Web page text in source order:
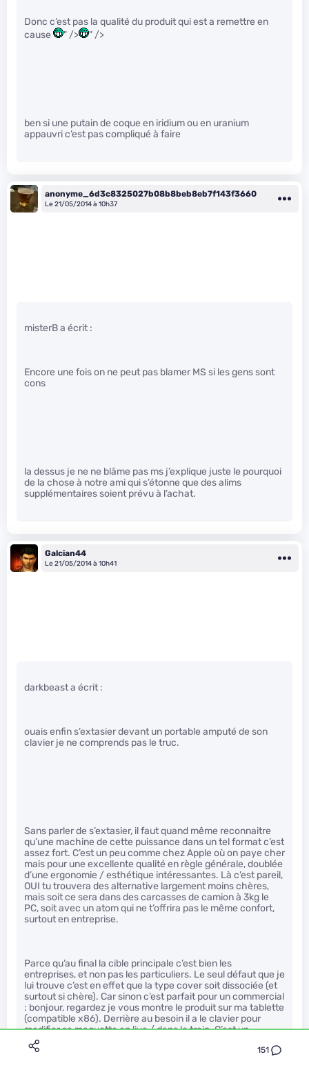
151
Donc c’est pas la qualité du produit qui est a remettre en
cause
" /> " />
ben si une putain de coque en iridium ou en uranium
appauvri c’est pas compliqué à faire
anonyme_6d3c8325027b08b8beb8eb7f143f3660
Le 21/05/2014 à 10h37
misterB a écrit :
Encore une fois on ne peut pas blamer MS si les gens sont
cons
la dessus je ne ne blâme pas ms j’explique juste le pourquoi
de la chose à notre ami qui s’étonne que des alims
supplémentaires soient prévu à l’achat.
Galcian44
Le 21/05/2014 à 10h41
darkbeast a écrit :
ouais enfin s’extasier devant un portable amputé de son
clavier je ne comprends pas le truc.
Sans parler de s’extasier, il faut quand même reconnaitre
qu’une machine de cette puissance dans un tel format c’est
assez fort. C’est un peu comme chez Apple où on paye cher
mais pour une excellente qualité en règle générale, doublée
d’une ergonomie / esthétique intéressantes. Là c’est pareil,
OUI tu trouvera des alternative largement moins chères,
mais soit ce sera dans des carcasses de camion à 3kg le
PC, soit avec un atom qui ne t’offrira pas le même confort,
surtout en entreprise.
Parce qu’au final la cible principale c’est bien les
entreprises, et non pas les particuliers. Le seul défaut que je
lui trouve c’est en effet que la type cover soit dissociée (et
surtout si chère). Car sinon c’est parfait pour un commercial
: bonjour, regardez je vous montre le produit sur ma tablette
(compatible x86). Derrière au besoin il a le clavier pour
modifier sa maquette en live / dans le train. C’est un
exemple parmi tant d’autres mais c’est je pense réellement
intéressant pour des entreprises qui en ont le besoin.